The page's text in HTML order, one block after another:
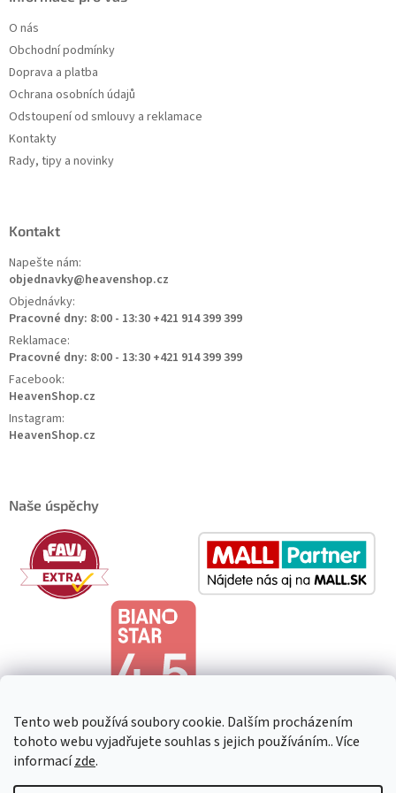
Tento web používá soubory cookie. Dalším procházením
tohoto webu vyjadřujete souhlas s jejich používáním.. Více
informacízde.
O nás
Obchodní podmínky
Doprava a platba
Ochrana osobních údajů
Odstoupení od smlouvy a reklamace
Kontakty
Rady, tipy a novinky
Kontakt
Napešte nám:
objednavky@heavenshop.cz
Objednávky:
Pracovné dny: 8:00 - 13:30 +421 914 399 399
Reklamace:
Pracovné dny: 8:00 - 13:30 +421 914 399 399
Facebook:
HeavenShop.cz
Instagram:
HeavenShop.cz
Naše úspěchy